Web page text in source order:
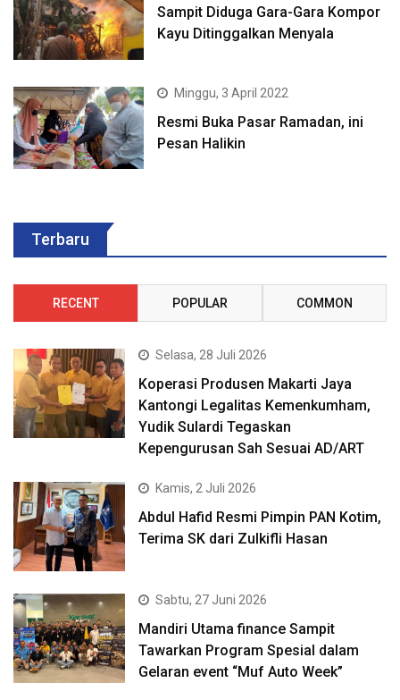
Sampit Diduga Gara-Gara Kompor
Kayu Ditinggalkan Menyala
Minggu, 3 April 2022
Resmi Buka Pasar Ramadan, ini
Pesan Halikin
Terbaru
RECENT POPULAR COMMON
Selasa, 28 Juli 2026
Koperasi Produsen Makarti Jaya
Kantongi Legalitas Kemenkumham,
Yudik Sulardi Tegaskan
Kepengurusan Sah Sesuai AD/ART
Kamis, 2 Juli 2026
Abdul Hafid Resmi Pimpin PAN Kotim,
Terima SK dari Zulkifli Hasan
Sabtu, 27 Juni 2026
Mandiri Utama finance Sampit
Tawarkan Program Spesial dalam
Gelaran event “Muf Auto Week”